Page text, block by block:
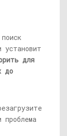
установит
для
до
проблема